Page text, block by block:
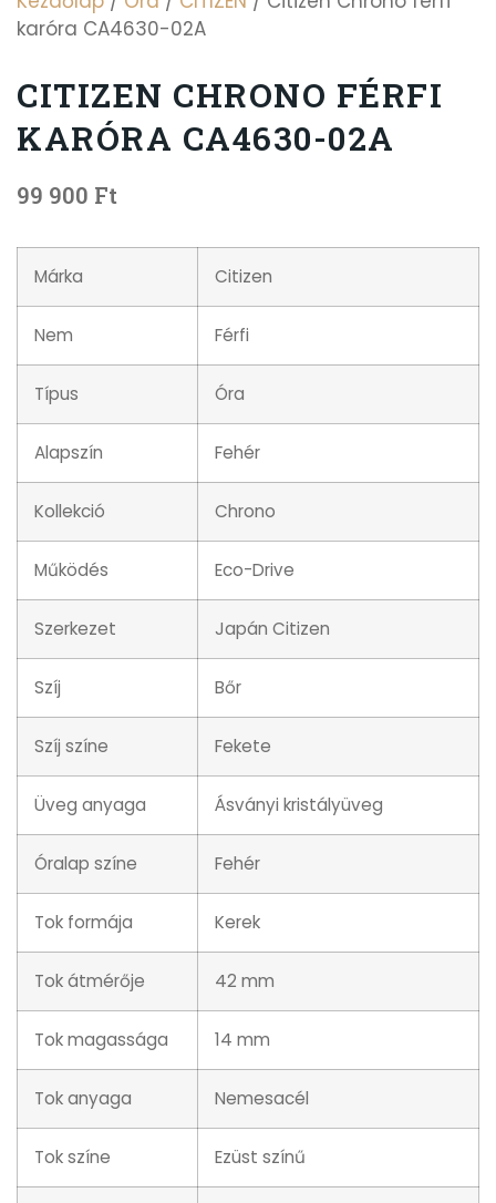
karóra CA4630-02A
CITIZEN CHRONO FÉRFI
KARÓRA CA4630-02A
99 900 Ft
Márka Citizen
Nem Férfi
Típus Óra
Alapszín Fehér
Kollekció Chrono
Működés Eco-Drive
Szerkezet Japán Citizen
Szíj Bőr
Szíj színe Fekete
Üveg anyaga Ásványi kristályüveg
Óralap színe Fehér
Tok formája Kerek
Tok átmérője 42 mm
Tok magassága 14 mm
Tok anyaga Nemesacél
Tok színe Ezüst színű